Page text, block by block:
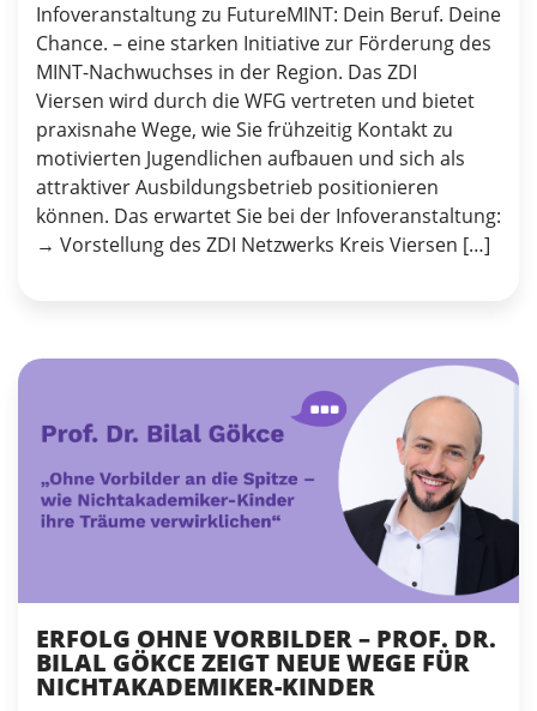
Infoveranstaltung zu FutureMINT: Dein Beruf. Deine
Chance. – eine starken Initiative zur Förderung des
MINT-Nachwuchses in der Region. Das ZDI
Viersen wird durch die WFG vertreten und bietet
praxisnahe Wege, wie Sie frühzeitig Kontakt zu
motivierten Jugendlichen aufbauen und sich als
attraktiver Ausbildungsbetrieb positionieren
können. Das erwartet Sie bei der Infoveranstaltung:
→ Vorstellung des ZDI Netzwerks Kreis Viersen […]
ERFOLG OHNE VORBILDER – PROF. DR.
BILAL GÖKCE ZEIGT NEUE WEGE FÜR
NICHTAKADEMIKER-KINDER